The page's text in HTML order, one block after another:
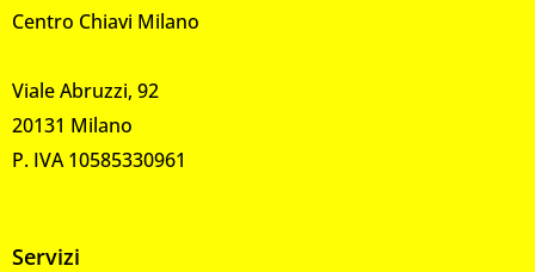
Centro Chiavi Milano
Viale Abruzzi, 92
20131 Milano
P. IVA 10585330961
Servizi